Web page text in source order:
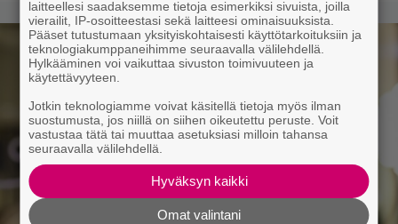
laitteellesi saadaksemme tietoja esimerkiksi sivuista, joilla
vierailit, IP-osoitteestasi sekä laitteesi ominaisuuksista.
Pääset tutustumaan yksityiskohtaisesti käyttötarkoituksiin ja
teknologiakumppaneihimme seuraavalla välilehdellä.
Hylkääminen voi vaikuttaa sivuston toimivuuteen ja
käytettävyyteen.
Jotkin teknologiamme voivat käsitellä tietoja myös ilman
suostumusta, jos niillä on siihen oikeutettu peruste. Voit
vastustaa tätä tai muuttaa asetuksiasi milloin tahansa
seuraavalla välilehdellä.
Hyväksyn kaikki
Omat valintani